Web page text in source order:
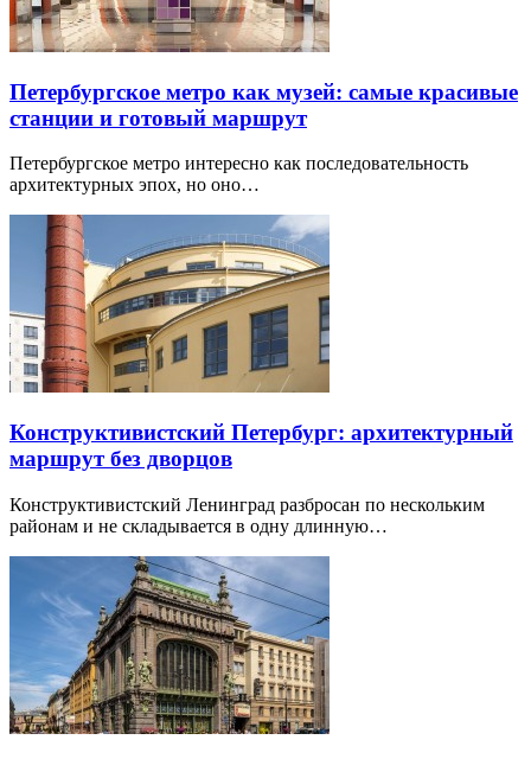
Петербургское метро как музей: самые красивые
станции и готовый маршрут
Петербургское метро интересно как последовательность
архитектурных эпох, но оно…
Конструктивистский Петербург: архитектурный
маршрут без дворцов
Конструктивистский Ленинград разбросан по нескольким
районам и не складывается в одну длинную…